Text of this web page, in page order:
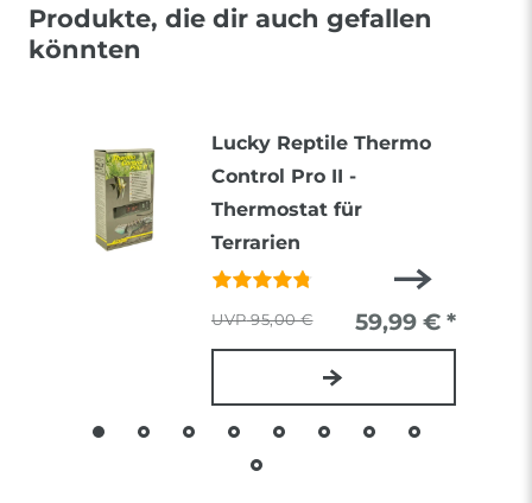
Produkte, die dir auch gefallen
könnten
Lucky Reptile Thermo
Control Pro II -
Thermostat für
Terrarien
95,00 € 59,99 € *